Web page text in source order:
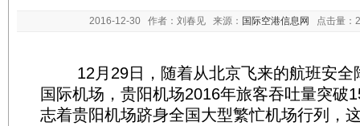
2016-12-30 作者：刘春见 来源： 国际空港信息网 点击量：
12月29日，随着从北京飞来的航班安全
国际机场，贵阳机场2016年旅客吞吐量突破
志着贵阳机场跻身全国大型繁忙机场行列，